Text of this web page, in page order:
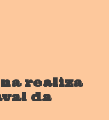
realiza
da